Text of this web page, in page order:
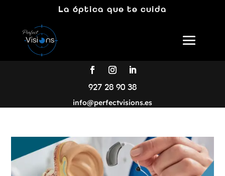
La óptica que te cuida
927 28 90 38
info@perfectvisions.es